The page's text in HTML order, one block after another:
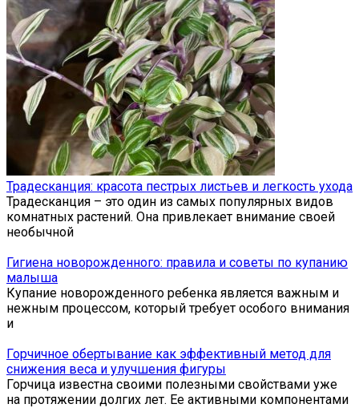
Традесканция: красота пестрых листьев и легкость ухода
Традесканция – это один из самых популярных видов
комнатных растений. Она привлекает внимание своей
необычной
Гигиена новорожденного: правила и советы по купанию
малыша
Купание новорожденного ребенка является важным и
нежным процессом, который требует особого внимания
и
Горчичное обертывание как эффективный метод для
снижения веса и улучшения фигуры
Горчица известна своими полезными свойствами уже
на протяжении долгих лет. Ее активными компонентами